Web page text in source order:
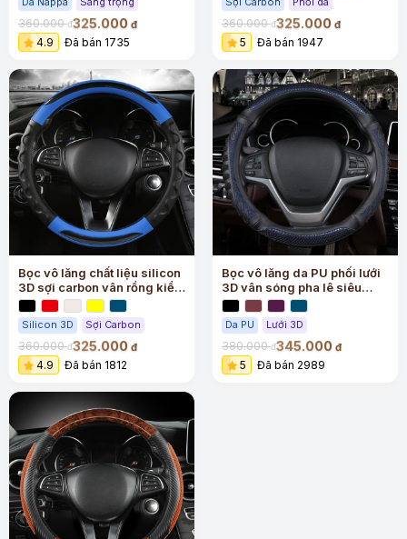
360.000đ325.000 đ
4.9 Đã bán 1735
360.000đ325.000 đ
5 Đã bán 1947
Bọc vô lăng chất liệu silicon
3D sợi carbon vân rồng kiểu
mới
Silicon 3D Sợi Carbon
360.000đ325.000 đ
4.9 Đã bán 1812
Bọc vô lăng da PU phối lưới
3D vân sóng pha lê siêu
sang
Da PU Lưới 3D
380.000đ345.000 đ
5 Đã bán 2989